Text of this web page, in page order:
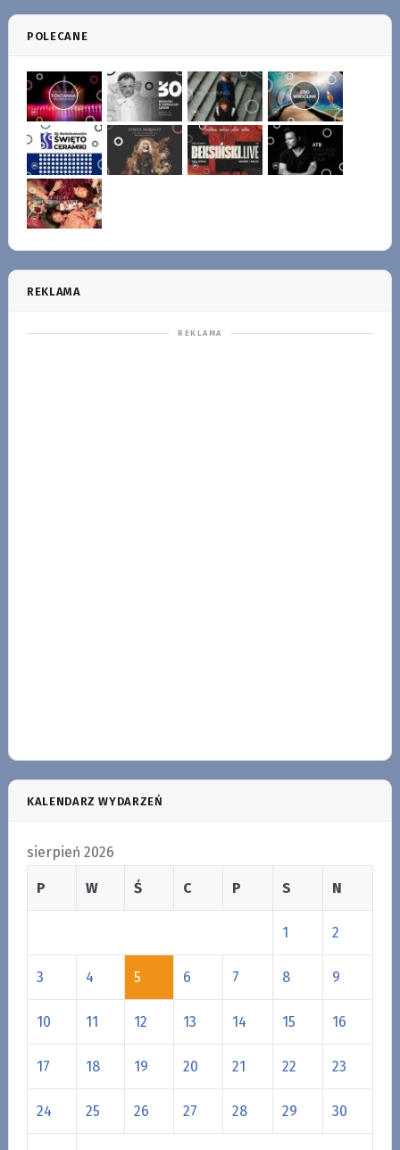
POLECANE
REKLAMA
KALENDARZ WYDARZEŃ
sierpień 2026
P W Ś C P S N
1 2
3 4 5 6 7 8 9
10 11 12 13 14 15 16
17 18 19 20 21 22 23
24 25 26 27 28 29 30